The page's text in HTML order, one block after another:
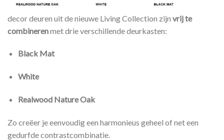
decor deuren uit de nieuwe Living Collection zijn vrij te
combinerenmet drie verschillende deurkasten:
Black Mat
White
Realwood Nature Oak
Zo creëer je eenvoudig een harmonieus geheel of net een
gedurfde contrastcombinatie.